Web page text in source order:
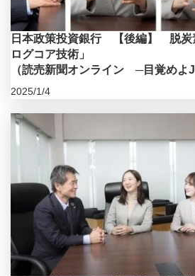
日本政策投資銀行 【後編】 脱炭
ログコア技術」
（読売新聞オンライン ─目覚めよ
2025/1/4